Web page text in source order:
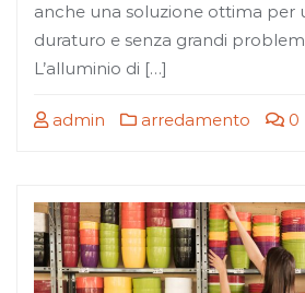
anche una soluzione ottima per
duraturo e senza grandi
L’alluminio di […]
admin arredamento 0